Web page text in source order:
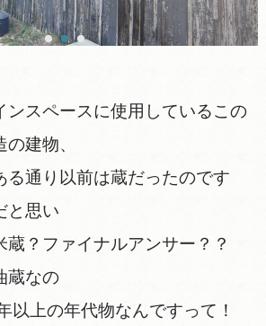
スペースに使用しているこの
建物、
る通り以前は蔵だったのです
と思い
蔵？ファイナルアンサー？？
蔵なの
以上の年代物なんですって！